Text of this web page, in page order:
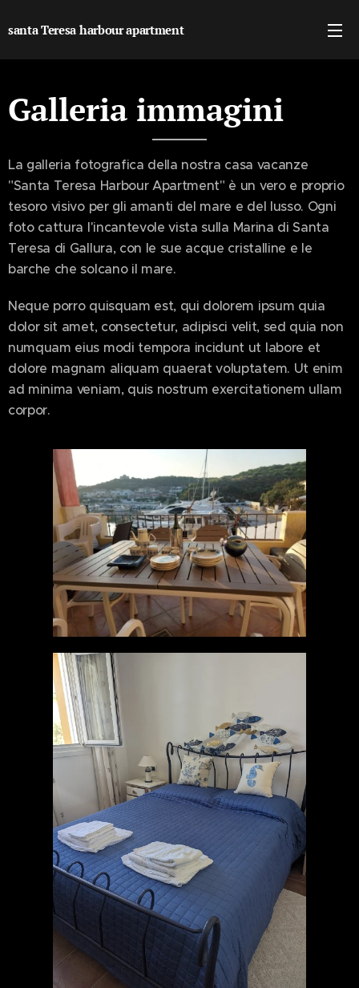
santa Teresa harbour apartment
Galleria immagini
La galleria fotografica della nostra casa vacanze
"Santa Teresa Harbour Apartment" è un vero e proprio
tesoro visivo per gli amanti del mare e del lusso. Ogni
foto cattura l'incantevole vista sulla Marina di Santa
Teresa di Gallura, con le sue acque cristalline e le
barche che solcano il mare.
Neque porro quisquam est, qui dolorem ipsum quia
dolor sit amet, consectetur, adipisci velit, sed quia non
numquam eius modi tempora incidunt ut labore et
dolore magnam aliquam quaerat voluptatem. Ut enim
ad minima veniam, quis nostrum exercitationem ullam
corpor.